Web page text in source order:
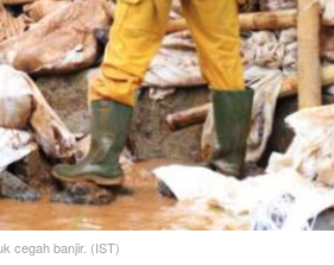
cegah banjir. (IST)